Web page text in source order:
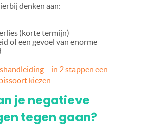
denken aan:
(korte termijn)
of een gevoel van enorme
– in 2 stappen een
kiezen
je negatieve
tegen gaan?